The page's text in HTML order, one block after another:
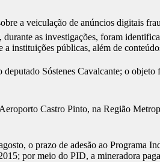
a veiculação de anúncios digitais
as investigações, foram
instituições públicas, além de
Sóstenes Cavalcante; o
Castro Pinto, na Região
o prazo de adesão ao Programa
por meio do PID, a mineradora